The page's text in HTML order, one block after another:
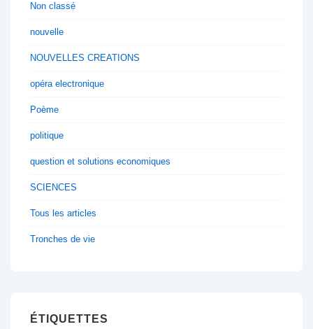
Non classé
nouvelle
NOUVELLES CREATIONS
opéra electronique
Poème
politique
question et solutions economiques
SCIENCES
Tous les articles
Tronches de vie
ÉTIQUETTES